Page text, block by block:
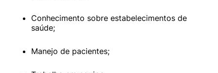
Conhecimento sobre estabelecimentos de
saúde;
Manejo de pacientes;